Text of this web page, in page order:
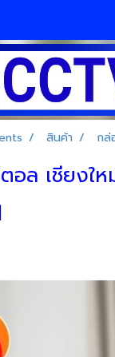
สินค้า กล่
อล เชียงใ
|